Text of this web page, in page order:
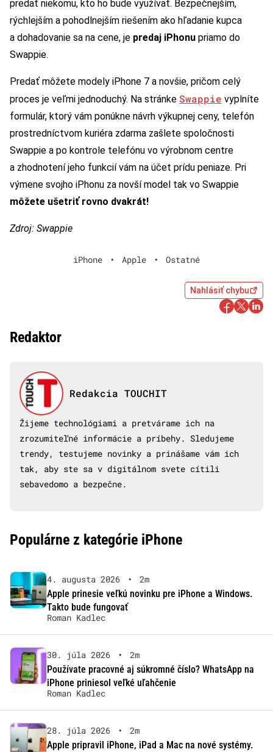
predať niekomu, kto ho bude využívať. Bezpečnejším,
rýchlejším a pohodlnejším riešením ako hľadanie kupca
a dohadovanie sa na cene, je predaj iPhonu priamo do
Swappie.
Predať môžete modely iPhone 7 a novšie, pričom celý
proces je veľmi jednoduchý. Na stránke Swappie vyplníte
formulár, ktorý vám ponúkne návrh výkupnej ceny, telefón
prostredníctvom kuriéra zdarma zašlete spoločnosti
Swappie a po kontrole telefónu vo výrobnom centre
a zhodnotení jeho funkcií vám na účet prídu peniaze. Pri
výmene svojho iPhonu za novší model tak vo Swappie
môžete ušetriť rovno dvakrát!
Zdroj: Swappie
iPhone • Apple • Ostatné
Nahlásiť chybu
Redaktor
Redakcia TOUCHIT
Žijeme technológiami a pretvárame ich na
zrozumiteľné informácie a príbehy. Sledujeme
trendy, testujeme novinky a prinášame vám ich
tak, aby ste sa v digitálnom svete cítili
sebavedomo a bezpečne.
Populárne z kategórie iPhone
4. augusta 2026 •
2m
Apple prinesie veľkú novinku pre iPhone a Windows.
Takto bude fungovať
Roman Kadlec
30. júla 2026 •
2m
Používate pracovné aj súkromné číslo? WhatsApp na
iPhone priniesol veľké uľahčenie
Roman Kadlec
28. júla 2026 •
2m
Apple pripravil iPhone, iPad a Mac na nové systémy.